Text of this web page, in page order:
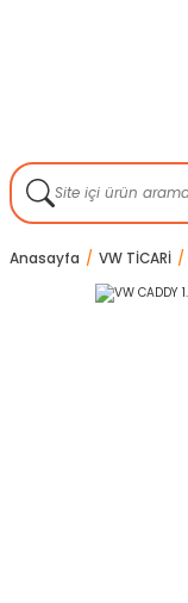
Anasayfa VW TİCARİ